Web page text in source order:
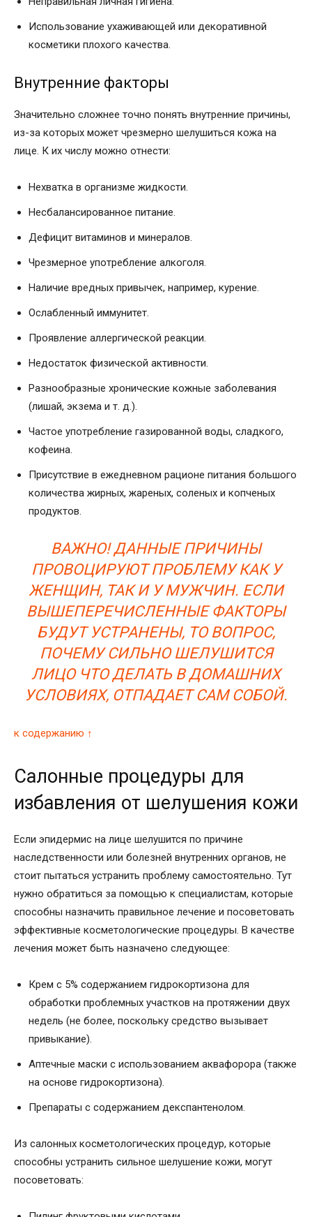
Использование ухаживающей или декоративной
косметики плохого качества.
Внутренние факторы
Значительно сложнее точно понять внутренние причины,
из-за которых может чрезмерно шелушиться кожа на
лице. К их числу можно отнести:
Нехватка в организме жидкости.
Несбалансированное питание.
Дефицит витаминов и минералов.
Чрезмерное употребление алкоголя.
Наличие вредных привычек, например, курение.
Ослабленный иммунитет.
Проявление аллергической реакции.
Недостаток физической активности.
Разнообразные хронические кожные заболевания
(лишай, экзема и т. д.).
Частое употребление газированной воды, сладкого,
кофеина.
Присутствие в ежедневном рационе питания большого
количества жирных, жареных, соленых и копченых
продуктов.
ВАЖНО! ДАННЫЕ ПРИЧИНЫ
ПРОВОЦИРУЮТ ПРОБЛЕМУ КАК У
ЖЕНЩИН, ТАК И У МУЖЧИН. ЕСЛИ
ВЫШЕПЕРЕЧИСЛЕННЫЕ ФАКТОРЫ
БУДУТ УСТРАНЕНЫ, ТО ВОПРОС,
ПОЧЕМУ СИЛЬНО ШЕЛУШИТСЯ
ЛИЦО ЧТО ДЕЛАТЬ В ДОМАШНИХ
УСЛОВИЯХ, ОТПАДАЕТ САМ СОБОЙ.
к содержанию ↑
Салонные процедуры для
избавления от шелушения кожи
Если эпидермис на лице шелушится по причине
наследственности или болезней внутренних органов, не
стоит пытаться устранить проблему самостоятельно. Тут
нужно обратиться за помощью к специалистам, которые
способны назначить правильное лечение и посоветовать
эффективные косметологические процедуры. В качестве
лечения может быть назначено следующее:
Крем с 5% содержанием гидрокортизона для
обработки проблемных участков на протяжении двух
недель (не более, поскольку средство вызывает
привыкание).
Аптечные маски с использованием аквафорора (также
на основе гидрокортизона).
Препараты с содержанием декспантенолом.
Из салонных косметологических процедур, которые
способны устранить сильное шелушение кожи, могут
посоветовать: